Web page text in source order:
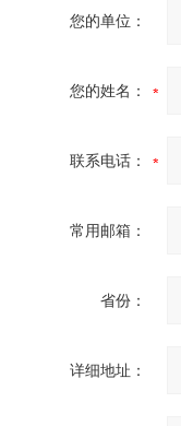
您的单位：
您的姓名：
联系电话：
常用邮箱：
省份：
详细地址：